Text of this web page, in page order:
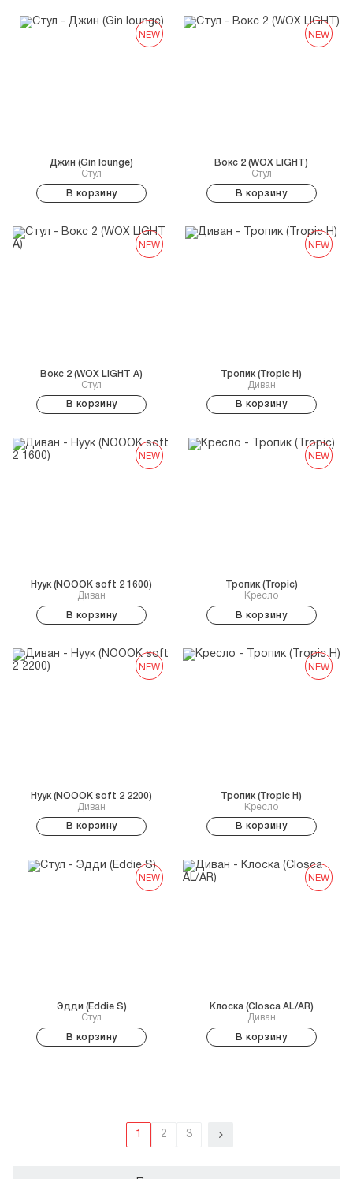
NEW
Стул
Джин (Gin lounge)
В корзину
NEW
Стул
Вокс 2 (WOX LIGHT)
В корзину
NEW
Стул
Вокс 2 (WOX LIGHT A)
В корзину
NEW
Диван
Тропик (Tropic H)
В корзину
NEW
Диван
Нуук (NOOOK soft 2 1600)
В корзину
NEW
Кресло
Тропик (Tropic)
В корзину
NEW
Диван
Нуук (NOOOK soft 2 2200)
В корзину
NEW
Кресло
Тропик (Tropic H)
В корзину
NEW
Стул
Эдди (Eddie S)
В корзину
NEW
Диван
Клоска (Closca AL/AR)
В корзину
1 2 3